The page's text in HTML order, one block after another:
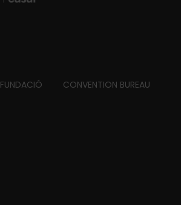
FUNDACIÓ
CONVENTION BUREAU